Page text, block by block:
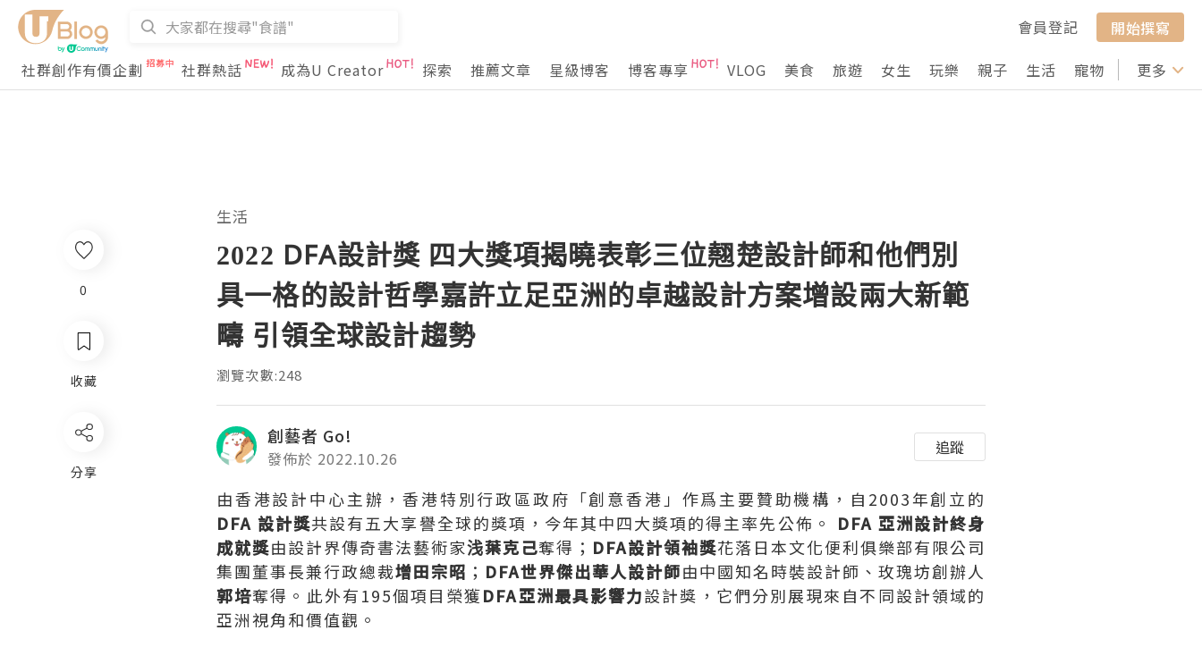
會員登記
開始撰寫
社群創作有價企劃
社群熱話 成為U Creator 探索 推薦文章 星級博客 博客專享 VLOG 美食 旅遊 女生 玩樂 親子 生活 寵物 行山 打卡
更多
0
收藏
分享
生活
2022 DFA設計獎 四大獎項揭曉表彰三位翹楚設計師和他們別
具一格的設計哲學嘉許立足亞洲的卓越設計方案增設兩大新範
疇 引領全球設計趨勢
瀏覽次數:248
創藝者 Go!
發佈於 2022.10.26
追蹤
由香港設計中心主辦，香港特別行政區政府「創意香港」作爲主要贊助機構，自2003年創立的
DFA 設計獎共設有五大享譽全球的獎項，今年其中四大獎項的得主率先公佈。 DFA 亞洲設計終身
成就獎由設計界傳奇書法藝術家浅葉克己奪得； DFA設計領袖獎花落日本文化便利俱樂部有限公司
集團董事長兼行政總裁增田宗昭 ； DFA世界傑出華人設計師由中國知名時裝設計師、玫瑰坊創辦人
郭培奪得。此外有195個項目榮獲DFA亞洲最具影響力設計獎，它們分別展現來自不同設計領域的
亞洲視角和價值觀。